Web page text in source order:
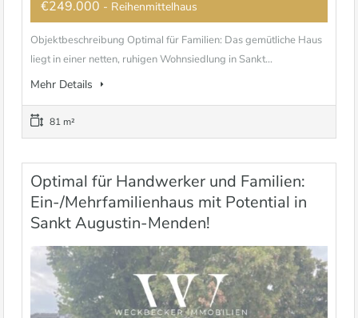
€249.000 - Reihenmittelhaus
Objektbeschreibung Optimal für Familien: Das gemütliche Haus
liegt in einer netten, ruhigen Wohnsiedlung in Sankt...
Mehr Details
81 m²
Optimal für Handwerker und Familien:
Ein-/Mehrfamilienhaus mit Potential in
Sankt Augustin-Menden!